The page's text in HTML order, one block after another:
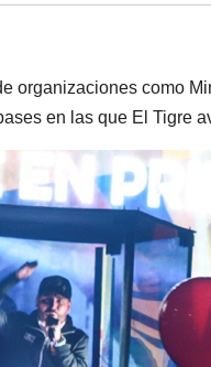
organizaciones como
en las que El Tigre